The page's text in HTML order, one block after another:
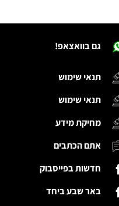
גם בוואצאפ!
תנאי שימוש
תנאי שימוש
מחיקת מידע
אתם הכתבים
חדשות בפייסבוק
באר שבע ביחד